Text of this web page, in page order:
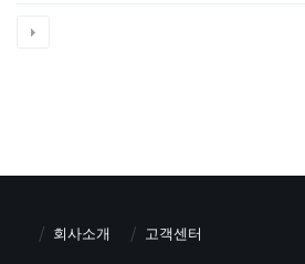
회사소개 고객센터